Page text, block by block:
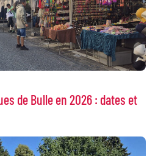
de Bulle en 2026 : dates et